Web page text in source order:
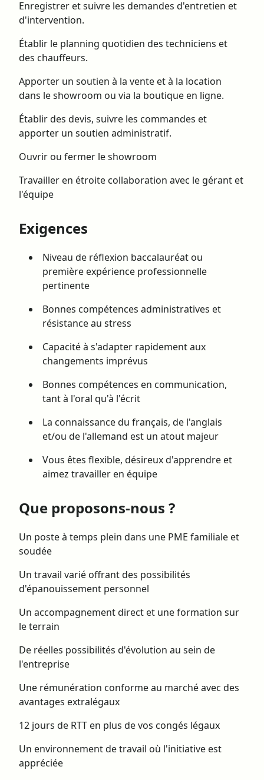
Enregistrer et suivre les demandes d'entretien et
d'intervention.
Établir le planning quotidien des techniciens et
des chauffeurs.
Apporter un soutien à la vente et à la location
dans le showroom ou via la boutique en ligne.
Établir des devis, suivre les commandes et
apporter un soutien administratif.
Ouvrir ou fermer le showroom
Travailler en étroite collaboration avec le gérant et
l'équipe
Exigences
Niveau de réflexion baccalauréat ou
première expérience professionnelle
pertinente
Bonnes compétences administratives et
résistance au stress
Capacité à s'adapter rapidement aux
changements imprévus
Bonnes compétences en communication,
tant à l'oral qu'à l'écrit
La connaissance du français, de l'anglais
et/ou de l'allemand est un atout majeur
Vous êtes flexible, désireux d'apprendre et
aimez travailler en équipe
Que proposons-nous ?
Un poste à temps plein dans une PME familiale et
soudée
Un travail varié offrant des possibilités
d'épanouissement personnel
Un accompagnement direct et une formation sur
le terrain
De réelles possibilités d'évolution au sein de
l'entreprise
Une rémunération conforme au marché avec des
avantages extralégaux
12 jours de RTT en plus de vos congés légaux
Un environnement de travail où l'initiative est
appréciée